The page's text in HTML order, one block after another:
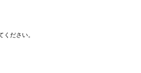
ださい。